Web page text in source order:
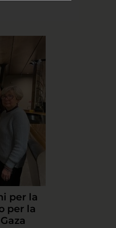
per la
per la